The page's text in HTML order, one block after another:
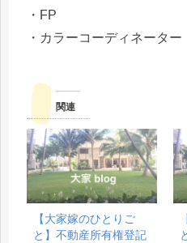
・FP
・カラーコーディネーター
関連
【大家嫁のひとりご
と】不動産所有権登記